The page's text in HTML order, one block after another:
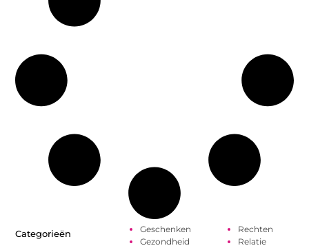
Categorieën
Geschenken
Gezondheid
Rechten
Relatie